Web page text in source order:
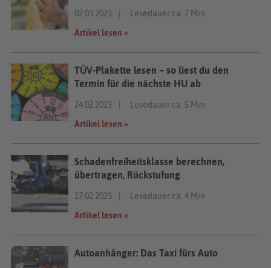
02.03.2023
Lesedauer ca. 7 Min
Artikel lesen »
TÜV-Plakette lesen – so liest du den
Termin für die nächste HU ab
24.02.2023
Lesedauer ca. 5 Min
Artikel lesen »
Schadenfreiheitsklasse berechnen,
übertragen, Rückstufung
17.02.2023
Lesedauer ca. 4 Min
Artikel lesen »
Autoanhänger: Das Taxi fürs Auto